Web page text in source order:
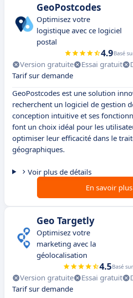
GeoPostcodes
Optimisez votre
logistique avec ce logiciel
postal
4.9Basé
Version gratuite Essai gratuit
Tarif sur demande
GeoPostcodes est une solution
recherchent un logiciel de gestion
conception intuitive et ses
font un choix idéal pour les
optimiser leur efficacité dans le
géographiques.
Voir plus de détails
En savoir plus
Geo Targetly
Optimisez votre
marketing avec la
géolocalisation
4.5Basé sur
Version gratuite Essai gratuit
Tarif sur demande